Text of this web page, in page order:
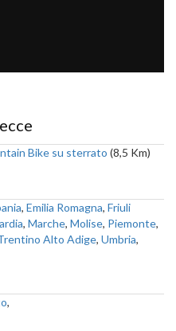
Bike su sterrato (8,5 Km)
, Emilia Romagna, Friuli
, Marche, Molise, Piemonte,
Alto Adige, Umbria,
,